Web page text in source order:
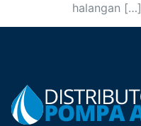
halangan […]